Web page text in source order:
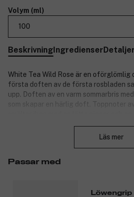
Volym (ml)
100
BeskrivningIngredienserDetaljer
White Tea Wild Rose är en oförglömlig
första doften av de första rosbladen
upp. Doften av en varm sommarbris
som skapar en härlig doft. Toppnoter
strålande musk i basen. Doften kan fint
Produktnummer:
Läs mer
Passar med
Löwengrip